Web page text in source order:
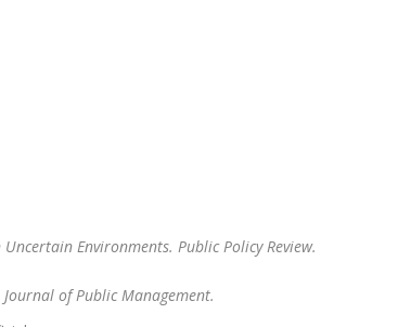
Environments. Public Policy Review.
of Public Management.